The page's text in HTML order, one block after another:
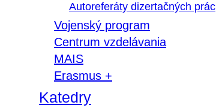
Autoreferáty dizertačných prác
Vojenský program
Centrum vzdelávania
MAIS
Erasmus +
Katedry